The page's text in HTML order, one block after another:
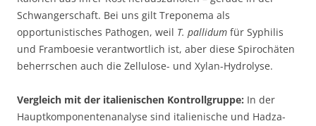
Schwangerschaft. Bei uns gilt Treponema als
opportunistisches Pathogen, weil T. pallidum für Syphilis
und Framboesie verantwortlich ist, aber diese Spirochäten
beherrschen auch die Zellulose- und Xylan-Hydrolyse.
Vergleich mit der italienischen Kontrollgruppe: In der
Hauptkomponentenanalyse sind italienische und Hadza-